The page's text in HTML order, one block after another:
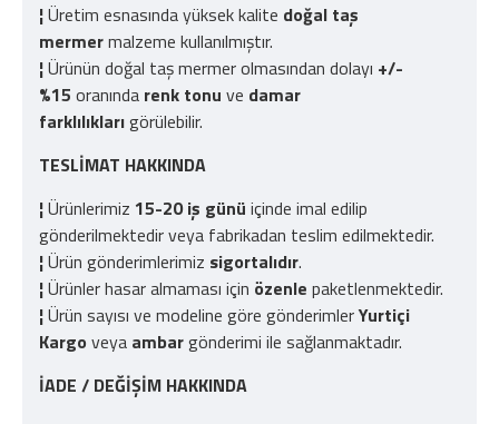
¦Üretim esnasında yüksek kalite doğal taş
mermermalzeme kullanılmıştır.
¦Ürünün doğal taş mermer olmasından dolayı +/-
%15 oranında renk tonu ve damar
farklılıklarıgörülebilir.
TESLİMAT HAKKINDA
¦Ürünlerimiz 15-20 iş günü içinde imal edilip
gönderilmektedir veya fabrikadan teslim edilmektedir.
¦Ürün gönderimlerimiz sigortalıdır.
¦Ürünler hasar almaması için özenle paketlenmektedir.
¦Ürün sayısı ve modeline göre gönderimlerYurtiçi
Kargo veya ambargönderimi ile sağlanmaktadır.
İADE / DEĞİŞİM HAKKINDA